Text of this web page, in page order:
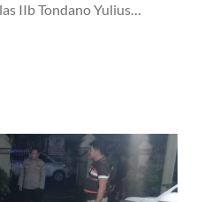
IIb Tondano Yulius…